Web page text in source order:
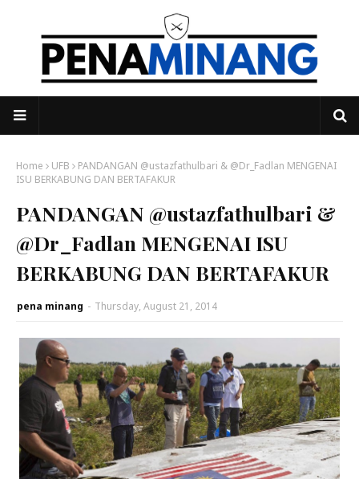
Home UFB
PANDANGAN @ustazfathulbari & @Dr_Fadlan MENGENAI
ISU BERKABUNG DAN BERTAFAKUR
PANDANGAN @ustazfathulbari &
@Dr_Fadlan MENGENAI ISU
BERKABUNG DAN BERTAFAKUR
pena minang - Thursday, August 21, 2014